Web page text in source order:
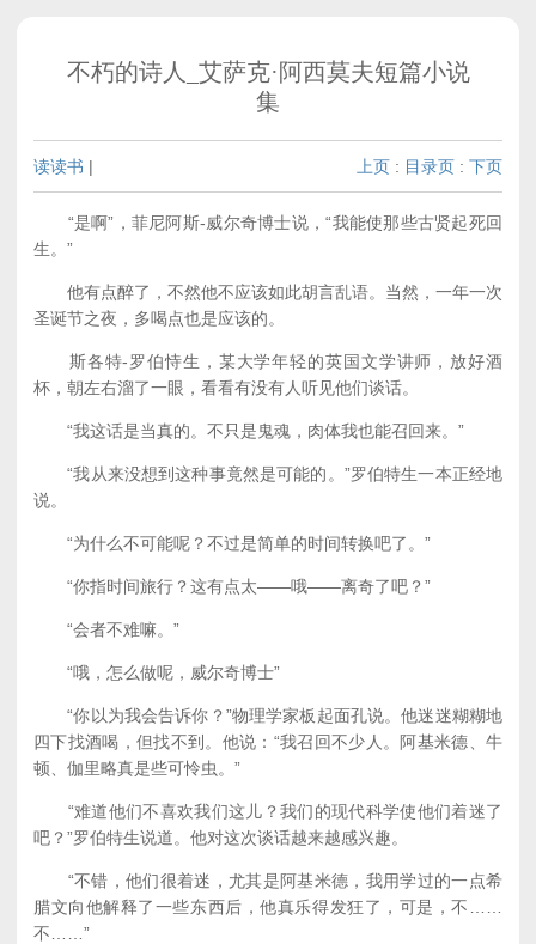
不朽的诗人_艾萨克·阿西莫夫短篇小说
集
读读书 | 上页 : 目录页 : 下页
“是啊”，菲尼阿斯-威尔奇博士说，“我能使那些古贤起死回
生。”
他有点醉了，不然他不应该如此胡言乱语。当然，一年一次
圣诞节之夜，多喝点也是应该的。
斯各特-罗伯恃生，某大学年轻的英国文学讲师，放好酒
杯，朝左右溜了一眼，看看有没有人听见他们谈话。
“我这话是当真的。不只是鬼魂，肉体我也能召回来。”
“我从来没想到这种事竟然是可能的。”罗伯特生一本正经地
说。
“为什么不可能呢？不过是简单的时间转换吧了。”
“你指时间旅行？这有点太——哦——离奇了吧？”
“会者不难嘛。”
“哦，怎么做呢，威尔奇博士”
“你以为我会告诉你？”物理学家板起面孔说。他迷迷糊糊地
四下找酒喝，但找不到。他说：“我召回不少人。阿基米德、牛
顿、伽里略真是些可怜虫。”
“难道他们不喜欢我们这儿？我们的现代科学使他们着迷了
吧？”罗伯特生说道。他对这次谈话越来越感兴趣。
“不错，他们很着迷，尤其是阿基米德，我用学过的一点希
腊文向他解释了一些东西后，他真乐得发狂了，可是，不……
不……”